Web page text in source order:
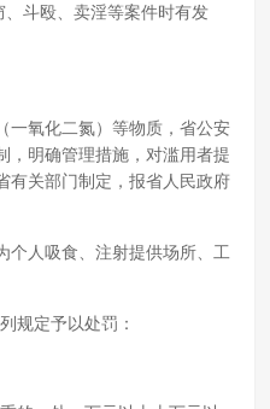
斗殴、卖淫等案件时有发
一氧化二氮）等物质，省公安
，明确管理措施，对滥用者提
有关部门制定，报省人民政府
个人吸食、注射提供场所、工
规定予以处罚：